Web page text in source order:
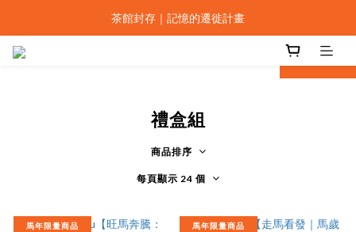
設計上海｜smith&hsu 全系列器物發表
茶館封存｜記憶的遷徙計畫
prev next
禮盒組
商品排序
每頁顯示 24 個
馬年限量商品 馬年限量商品